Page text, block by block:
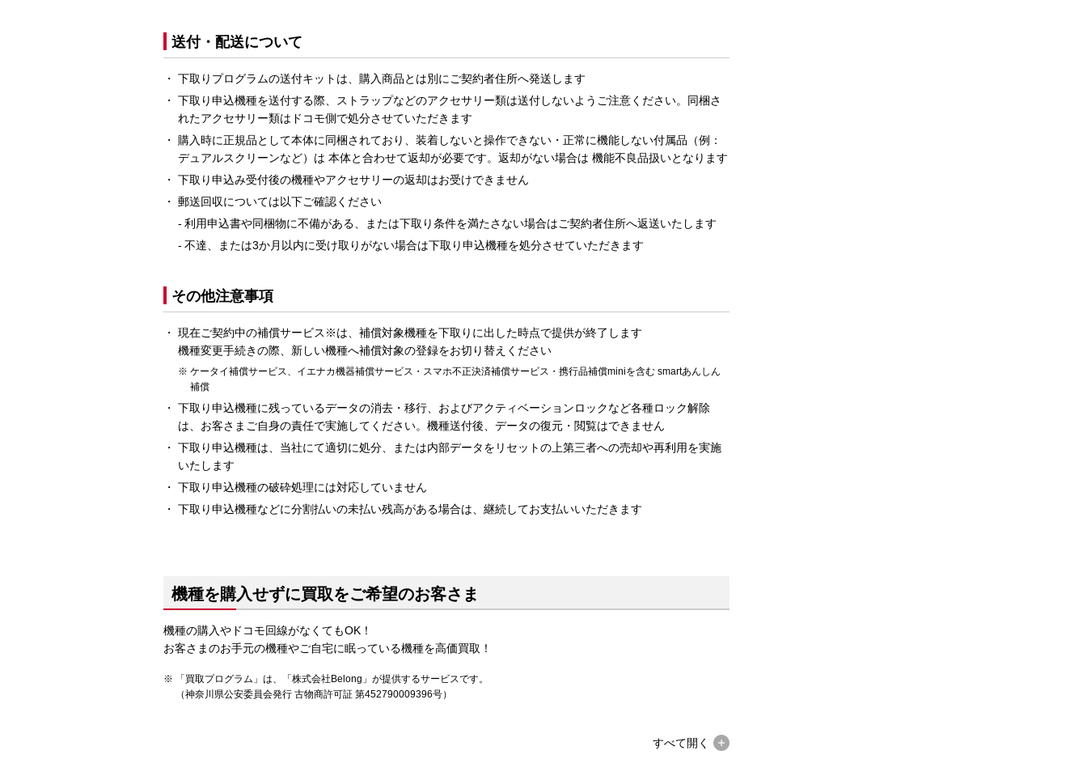
送付・配送について
下取りプログラムの送付キットは、購入商品とは別にご契約者住所へ発送します
下取り申込機種を送付する際、ストラップなどのアクセサリー類は送付しないようご注意ください。同梱さ
れたアクセサリー類はドコモ側で処分させていただきます
購入時に正規品として本体に同梱されており、装着しないと操作できない・正常に機能しない付属品（例：
デュアルスクリーンなど）は 本体と合わせて返却が必要です。返却がない場合は 機能不良品扱いとなります
下取り申込み受付後の機種やアクセサリーの返却はお受けできません
郵送回収については以下ご確認ください
利用申込書や同梱物に不備がある、または下取り条件を満たさない場合はご契約者住所へ返送いたします
不達、または3か月以内に受け取りがない場合は下取り申込機種を処分させていただきます
その他注意事項
現在ご契約中の補償サービス※は、補償対象機種を下取りに出した時点で提供が終了します
機種変更手続きの際、新しい機種へ補償対象の登録をお切り替えください
ケータイ補償サービス、イエナカ機器補償サービス・スマホ不正決済補償サービス・携行品補償miniを含む smartあんしん
補償
下取り申込機種に残っているデータの消去・移行、およびアクティベーションロックなど各種ロック解除
は、お客さまご自身の責任で実施してください。機種送付後、データの復元・閲覧はできません
下取り申込機種は、当社にて適切に処分、または内部データをリセットの上第三者への売却や再利用を実施
いたします
下取り申込機種の破砕処理には対応していません
下取り申込機種などに分割払いの未払い残高がある場合は、継続してお支払いいただきます
機種を購入せずに買取をご希望のお客さま
機種の購入やドコモ回線がなくてもOK！
お客さまのお手元の機種やご自宅に眠っている機種を高価買取！
「買取プログラム」は、「株式会社Belong」が提供するサービスです。
（神奈川県公安委員会発行 古物商許可証 第452790009396号）
すべて開く